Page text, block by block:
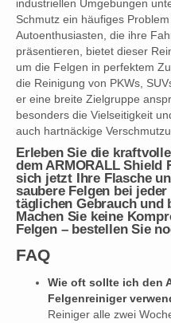
industriellen Umgebungen
Schmutz ein häufiges
Autoenthusiasten, die ihre
präsentieren, bietet dieser
um die Felgen in perfektem
die Reinigung von PKWs,
er eine breite Zielgruppe
besonders die Vielseitigkeit
auch hartnäckige
Erleben Sie die
dem ARMORALL Shield
sich jetzt Ihre Flasche
saubere Felgen bei
täglichen Gebrauch und
Machen Sie keine
Felgen – bestellen Sie
FAQ
Wie oft sollte ich den
Felgenreiniger
Reiniger alle zwei